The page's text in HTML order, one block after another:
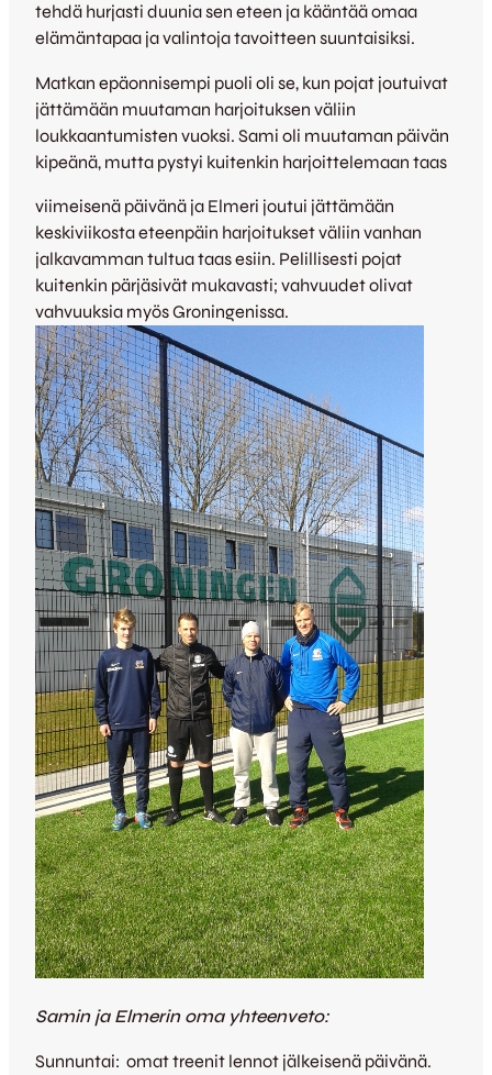
tehdä hurjasti duunia sen eteen ja kääntää omaa
elämäntapaa ja valintoja tavoitteen suuntaisiksi.
Matkan epäonnisempi puoli oli se, kun pojat joutuivat
jättämään muutaman harjoituksen väliin
loukkaantumisten vuoksi. Sami oli muutaman päivän
kipeänä, mutta pystyi kuitenkin harjoittelemaan taas
viimeisenä päivänä ja Elmeri joutui jättämään
keskiviikosta eteenpäin harjoitukset väliin vanhan
jalkavamman tultua taas esiin. Pelillisesti pojat
kuitenkin pärjäsivät mukavasti; vahvuudet olivat
vahvuuksia myös Groningenissa.
Samin ja Elmerin oma yhteenveto:
Sunnuntai: omat treenit lennot jälkeisenä päivänä.